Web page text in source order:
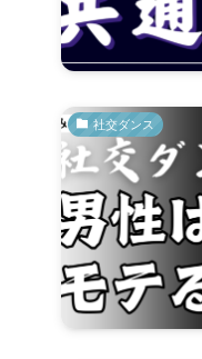
社交ダンス